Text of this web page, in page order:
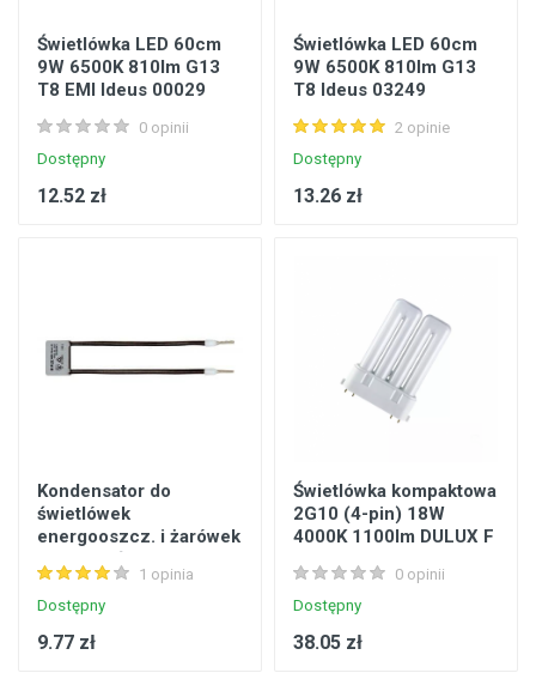
Świetlówka LED 60cm
9W 6500K 810lm G13
T8 EMI Ideus 00029
0 opinii
Dostępny
12.52 zł
Świetlówka LED 60cm
9W 6500K 810lm G13
T8 Ideus 03249
2 opinie
Dostępny
13.26 zł
Kondensator do
świetlówek
energooszcz. i żarówek
LED oraz łączników
podśw. 0,1 uF KS1
1 opinia
Dostępny
9.77 zł
Świetlówka kompaktowa
2G10 (4-pin) 18W
4000K 1100lm DULUX F
4050300333526
0 opinii
Dostępny
38.05 zł